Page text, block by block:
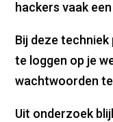
hackers vaak
Bij deze
te loggen op je
wachtwoorden
Uit onderzoek